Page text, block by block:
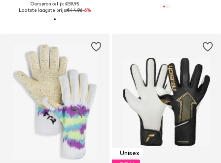
Oorspronkelijk: €59,95
Laatste laagste prijs:€44,96-6%
Unisex